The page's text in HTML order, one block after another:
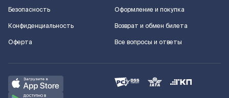
Безопасность
Конфиденциальность
Оферта
Оформление и покупка
Возврат и обмен билета
Все вопросы и ответы